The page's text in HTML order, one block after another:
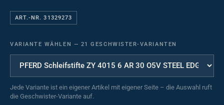
ART.-NR. 31329273
VARIANTE WÄHLEN — 21 GESCHWISTER-VARIANTEN
Jede Variante ist ein eigener Artikel mit eigener Seite – die Auswahl ruft
die Geschwister-Variante auf.